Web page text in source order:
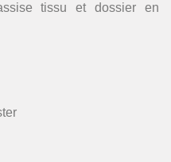
tissu et dossier en